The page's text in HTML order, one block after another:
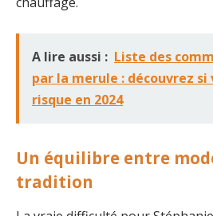
A lire aussi : Liste des
par la merule : découvrez
risque en 2024
Un équilibre entre
tradition